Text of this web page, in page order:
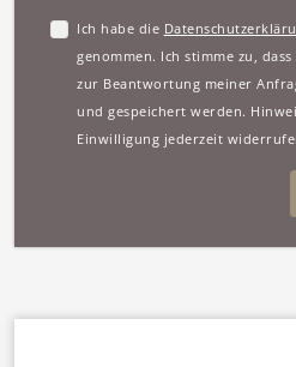
Ich habe die
genommen. Ich stimme zu,
zur Beantwortung meiner
und gespeichert werden.
Einwilligung jederzeit